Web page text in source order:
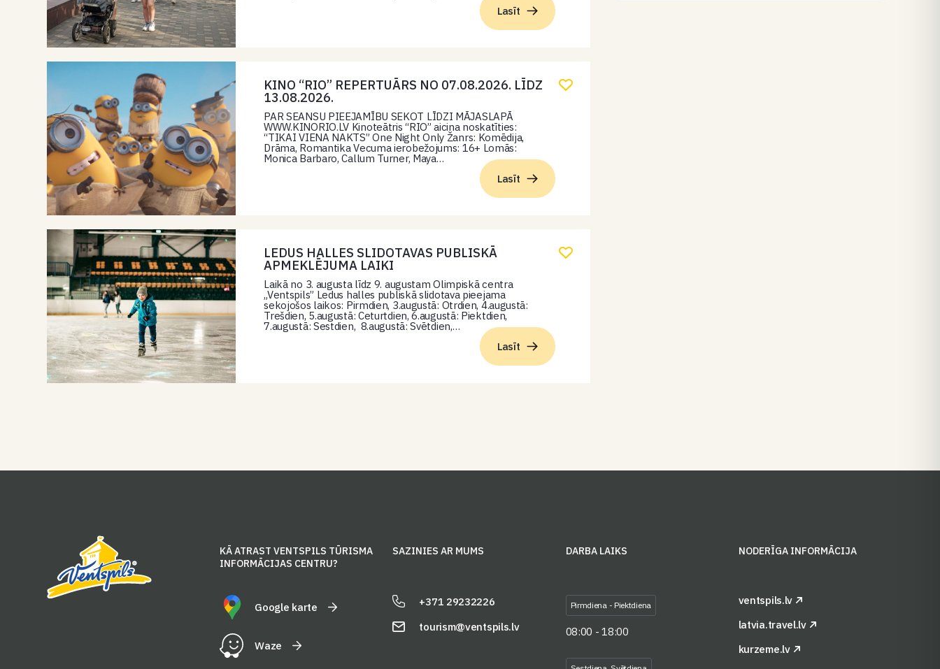
Lasīt
Lasīt
KINO “RIO” REPERTUĀRS NO 07.08.2026. LĪDZ
13.08.2026.
PAR SEANSU PIEEJAMĪBU SEKOT LĪDZI MĀJASLAPĀ
WWW.KINORIO.LV Kinoteātris “RIO” aicina noskatīties:
“TIKAI VIENA NAKTS” One Night Only Žanrs: Komēdija,
Drāma, Romantika Vecuma ierobežojums: 16+ Lomās:
Monica Barbaro, Callum Turner, Maya…
Lasīt
LEDUS HALLES SLIDOTAVAS PUBLISKĀ
APMEKLĒJUMA LAIKI
Laikā no 3. augusta līdz 9. augustam Olimpiskā centra
„Ventspils” Ledus halles publiskā slidotava pieejama
sekojošos laikos: Pirmdien, 3.augustā: Otrdien, 4.augustā:
Trešdien, 5.augustā: Ceturtdien, 6.augustā: Piektdien,
7.augustā: Sestdien, 8.augustā: Svētdien,…
KĀ ATRAST VENTSPILS TŪRISMA
INFORMĀCIJAS CENTRU?
SAZINIES AR MUMS DARBA LAIKS NODERĪGA INFORMĀCIJA
Google karte
Waze
+371 29232226
tourism@ventspils.lv
Pirmdiena - Piektdiena
08:00 - 18:00
ventspils.lv
latvia.travel.lv
kurzeme.lv